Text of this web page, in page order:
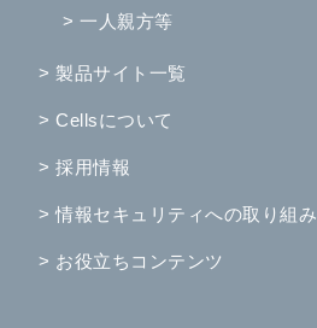
> 一人親方等
> 製品サイト一覧
> Cellsについて
> 採用情報
> 情報セキュリティへの取り組み
> お役立ちコンテンツ